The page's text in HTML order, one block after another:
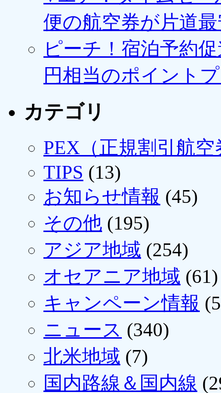
便の航空券が片道最
ピーチ！宿泊予約
円相当のポイント
カテゴリ
PEX（正規割引航空
TIPS (13)
お知らせ情報 (45)
その他 (195)
アジア地域 (254)
オセアニア地域 (61)
キャンペーン情報
ニュース (340)
北米地域 (7)
国内路線＆国内線